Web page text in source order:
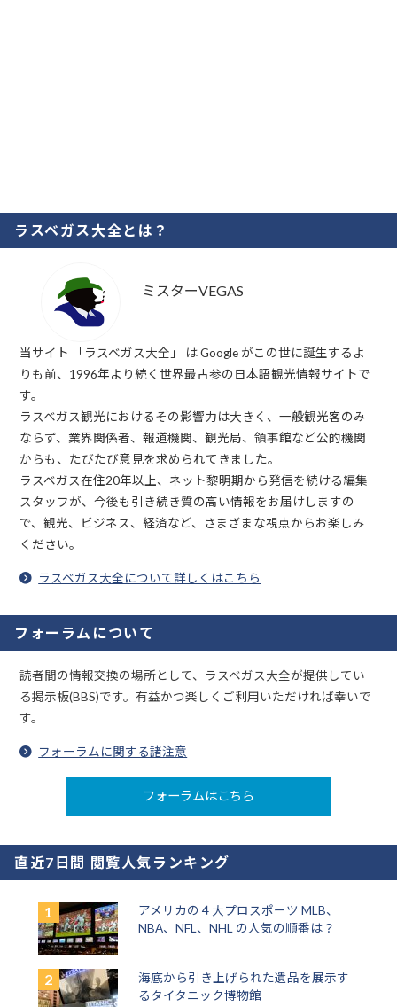
ラスベガス大全とは？
ミスターVEGAS
当サイト 「ラスベガス大全」 は Google がこの世に誕生するよ
りも前、1996年より続く世界最古参の日本語観光情報サイトで
す。
ラスベガス観光におけるその影響力は大きく、一般観光客のみ
ならず、業界関係者、報道機関、観光局、領事館など公的機関
からも、たびたび意見を求められてきました。
ラスベガス在住20年以上、ネット黎明期から発信を続ける編集
スタッフが、今後も引き続き質の高い情報をお届けしますの
で、観光、ビジネス、経済など、さまざまな視点からお楽しみ
ください。
ラスベガス大全について詳しくはこちら
フォーラムについて
読者間の情報交換の場所として、ラスベガス大全が提供してい
る掲示板(BBS)です。有益かつ楽しくご利用いただければ幸いで
す。
フォーラムに関する諸注意
フォーラムはこちら
直近7日間 閲覧人気ランキング
アメリカの４大プロスポーツ MLB、
NBA、NFL、NHL の人気の順番は？
海底から引き上げられた遺品を展示す
るタイタニック博物館